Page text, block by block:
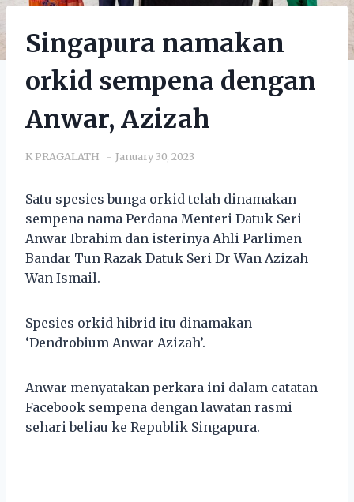
Singapura namakan
orkid sempena dengan
Anwar, Azizah
K PRAGALATH January 30, 2023
Satu spesies bunga orkid telah dinamakan
sempena nama Perdana Menteri Datuk Seri
Anwar Ibrahim dan isterinya Ahli Parlimen
Bandar Tun Razak Datuk Seri Dr Wan Azizah
Wan Ismail.
Spesies orkid hibrid itu dinamakan
‘Dendrobium Anwar Azizah’.
Anwar menyatakan perkara ini dalam catatan
Facebook sempena dengan lawatan rasmi
sehari beliau ke Republik Singapura.